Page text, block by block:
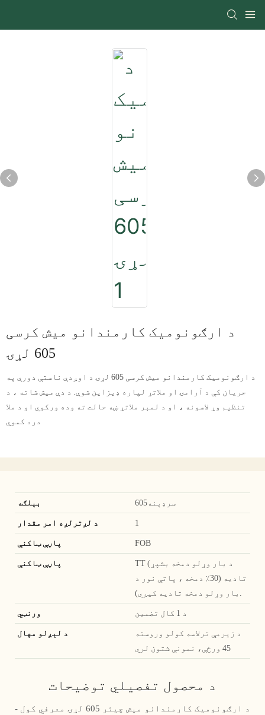
د ارګونومیک کارمندانو میش کرسی
605 لړۍ
د ارګونومیک کارمندانو میش کرسی 605 لړۍ د اوږدې ناستې دورې په
جریان کې د آرامۍ او ملاتړ لپاره ډیزاین شوې. د دې میش شاته ، د
تنظیم وړ لاسونه ، او د لمبر ملاتړ ښه حالت ته وده ورکوي او د ملا
درد کموي
سرډېنه605
1
FOB
TT (د بار وړلو دمخه بشپړ
تادیه (30٪ دمخه ، پاتې نور د
بار وړلو دمخه تادیه کیږي).
د 1 کال تضمین
د زیرمې ترلاسه کولو وروسته
45 ورځې، نمونې شتون لري
د محصول تفصيلي توضیحات
د ارګونومیک کارمندانو میش چیئر 605 لړۍ معرفي کول -